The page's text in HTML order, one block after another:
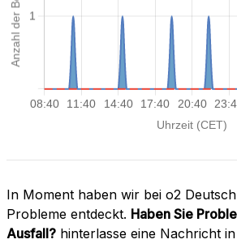
In Moment haben wir bei o2
Probleme entdeckt. Haben Sie
Ausfall? hinterlasse eine Nachricht